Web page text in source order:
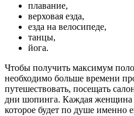
плавание,
верховая езда,
езда на велосипеде,
танцы,
йога.
Чтобы получить максимум
необходимо больше времени
путешествовать, посещать
дни шопинга. Каждая женщина
которое будет по душе именно